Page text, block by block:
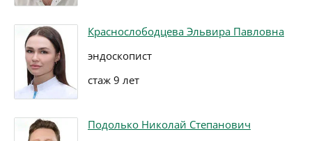
Краснослободцева Эльвира Павловна
эндоскопист
стаж 9 лет
Подолько Николай Степанович